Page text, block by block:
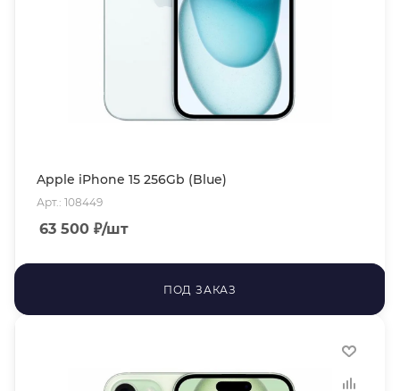
Apple iPhone 15 256Gb (Blue)
Арт.: 108449
63 500 ₽/шт
ПОД ЗАКАЗ